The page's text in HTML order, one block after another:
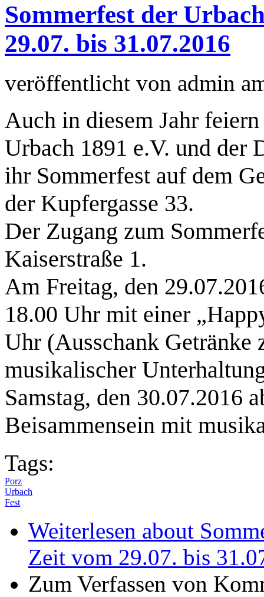
Sommerfest der
29.07. bis 31.07.2016
veröffentlicht von admin
Auch in diesem Jahr
Urbach 1891 e.V. und der
ihr Sommerfest auf dem
der Kupfergasse 33.
Der Zugang zum
Kaiserstraße 1.
Am Freitag, den
18.00 Uhr mit einer
Uhr (Ausschank Getränke
musikalischer
Samstag, den 30.07.2016
Beisammensein mit
Tags:
Porz
Urbach
Fest
Weiterlesen about
Zeit vom 29.07. bis
Zum Verfassen von